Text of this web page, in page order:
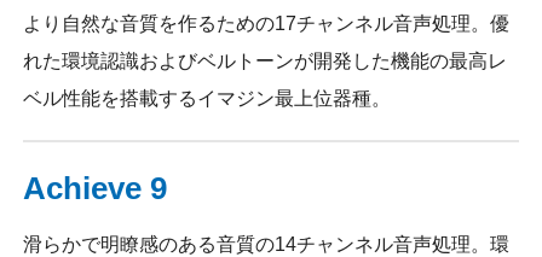
より自然な音質を作るための17チャンネル音声処理。優
れた環境認識およびベルトーンが開発した機能の最高レ
ベル性能を搭載するイマジン最上位器種。
Achieve 9
滑らかで明瞭感のある音質の14チャンネル音声処理。環